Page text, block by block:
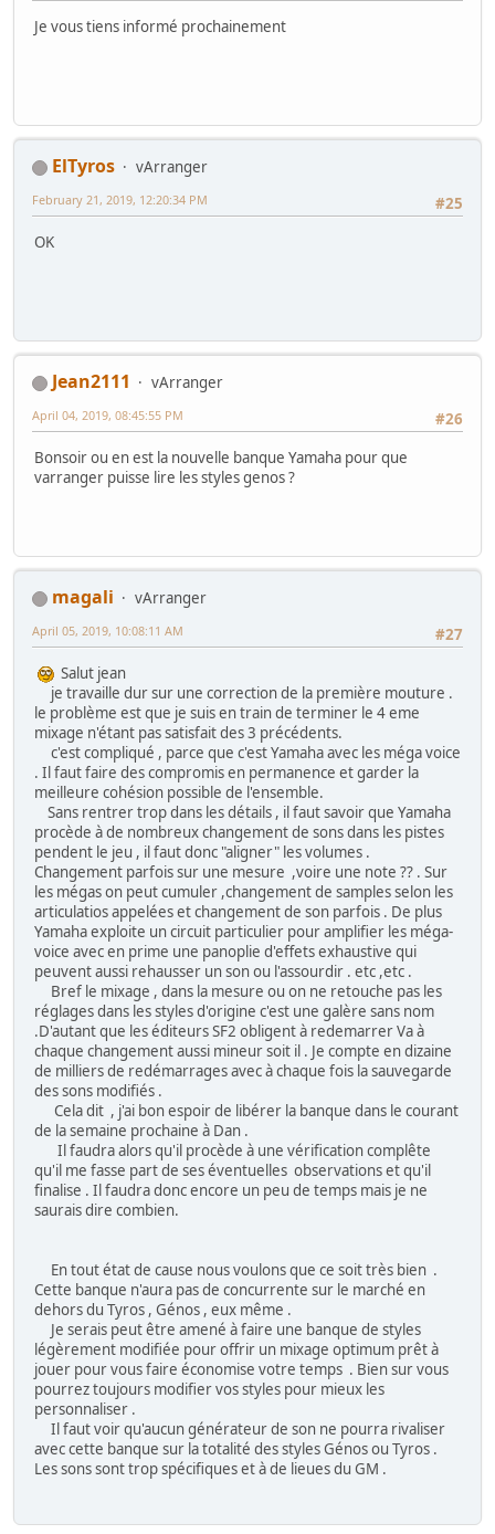
Je vous tiens informé prochainement
ElTyros
vArranger
#25
February 21, 2019, 12:20:34 PM
OK
Jean2111
vArranger
#26
April 04, 2019, 08:45:55 PM
Bonsoir ou en est la nouvelle banque Yamaha pour que
varranger puisse lire les styles genos ?
magali
vArranger
#27
April 05, 2019, 10:08:11 AM
Salut jean
je travaille dur sur une correction de la première mouture .
le problème est que je suis en train de terminer le 4 eme
mixage n'étant pas satisfait des 3 précédents.
c'est compliqué , parce que c'est Yamaha avec les méga voice
. Il faut faire des compromis en permanence et garder la
meilleure cohésion possible de l'ensemble.
Sans rentrer trop dans les détails , il faut savoir que Yamaha
procède à de nombreux changement de sons dans les pistes
pendent le jeu , il faut donc "aligner" les volumes .
Changement parfois sur une mesure ,voire une note ?? . Sur
les mégas on peut cumuler ,changement de samples selon les
articulatios appelées et changement de son parfois . De plus
Yamaha exploite un circuit particulier pour amplifier les méga-
voice avec en prime une panoplie d'effets exhaustive qui
peuvent aussi rehausser un son ou l'assourdir . etc ,etc .
Bref le mixage , dans la mesure ou on ne retouche pas les
réglages dans les styles d'origine c'est une galère sans nom
.D'autant que les éditeurs SF2 obligent à redemarrer Va à
chaque changement aussi mineur soit il . Je compte en dizaine
de milliers de redémarrages avec à chaque fois la sauvegarde
des sons modifiés .
Cela dit , j'ai bon espoir de libérer la banque dans le courant
de la semaine prochaine à Dan .
Il faudra alors qu'il procède à une vérification complête
qu'il me fasse part de ses éventuelles observations et qu'il
finalise . Il faudra donc encore un peu de temps mais je ne
saurais dire combien.
En tout état de cause nous voulons que ce soit très bien .
Cette banque n'aura pas de concurrente sur le marché en
dehors du Tyros , Génos , eux même .
Je serais peut être amené à faire une banque de styles
légèrement modifiée pour offrir un mixage optimum prêt à
jouer pour vous faire économise votre temps . Bien sur vous
pourrez toujours modifier vos styles pour mieux les
personnaliser .
Il faut voir qu'aucun générateur de son ne pourra rivaliser
avec cette banque sur la totalité des styles Génos ou Tyros .
Les sons sont trop spécifiques et à de lieues du GM .